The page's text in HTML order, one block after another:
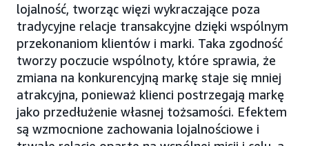
lojalność, tworząc więzi wykraczające poza
tradycyjne relacje transakcyjne dzięki wspólnym
przekonaniom klientów i marki. Taka zgodność
tworzy poczucie wspólnoty, które sprawia, że
zmiana na konkurencyjną markę staje się mniej
atrakcyjna, ponieważ klienci postrzegają markę
jako przedłużenie własnej tożsamości. Efektem
są wzmocnione zachowania lojalnościowe i